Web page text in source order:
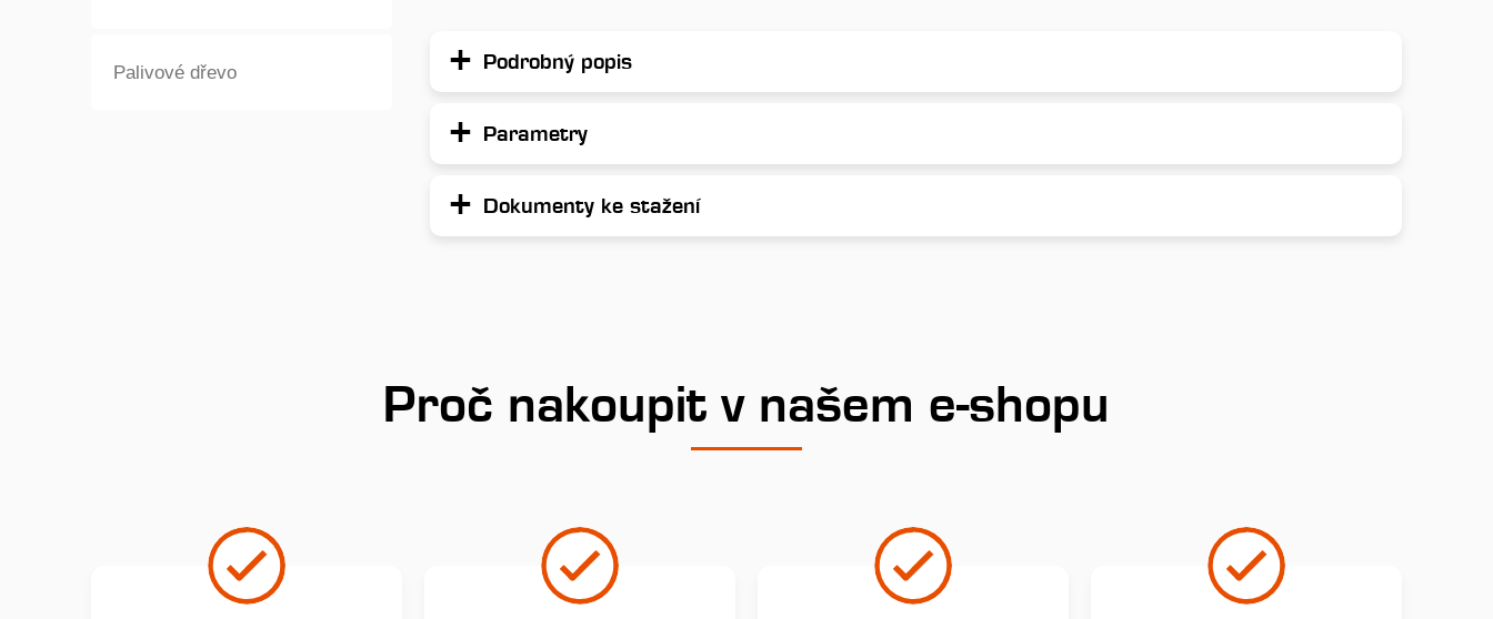
Palivové dřevo Podrobný popis
Parametry
Dokumenty ke stažení
Proč nakoupit v našem e-shopu